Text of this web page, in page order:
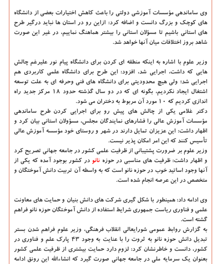
وی ساماندهی مؤسسات آموزشی دولتی را باعث کاهش اختیارات بعضی از دانشگاه
های کوچک و بزرگ دانست و اضافه کرد: ازاین رو در استان ها نباید درگیر طرح
های استانی باشیم تا مسؤلان استانی را بیشتر هماهنگ نماییم، در غیر این صورت
شاهد بروز اختلافات میان آنها خواهد شد.
وزیر علوم با اشاره به اینکه منطقه ای کردن برای دانشگاه پیام نور علیرغم چالش
هایی که داشت، اجرایی شد، افزود: این طرح برای دانشگاه علمی کاربردی هم
اجرایی شد؛ ولی هیچ محدودیتی برای دانشگاه های فنی وحرفه ای به علت توسعه
اشتغال ایجاد نکردیم، بگونه ای که در دو سال گذشته حدود ۱۸ مرکز جدید راه
اندازی کردیم که ۱۰ مورد آن مربوط به دختران می شود.
دکتر غلامی یکی از چالش های پیش رو برای اجرایی کردن طرح ساماندهی
مؤسسات آموزش عالی را فشارهای نمایندگان مجلس، مسؤولان استانی بیان کرد و
اظهار داشت: این عزیزان تمایل دارند در شهر و روستای خود مؤسسه آموزش عالی
تأسیس کنند که این امر امکان پذیر نیست.
وزیر علوم بر ضرورت پشتیبانی از ظرفیت علمی کشور در جامعه جهانی تصریح کرد
و اظهار داشت: ظرفیت های مناسبی در حوزه نانو در کشور بوجود آمده که یکی از
آنها وجود اساتید خوب در حوزه نانو است که به واسطه آن تربیت دانش آموختگان و
متخصص در این عرصه انجام شده است.
وی ادامه داد: همینطور با شکل گیری شرکت های دانش بنیان و حمایت های معاونت
علمی و فناوری ریاست جمهوری شرایط استفاده از دانش آموختگان حوزه نانو فراهم
گشته است.
به گزارش روابط عمومی شورایعالی انقلاب فرهنگی، وزیر علوم فراهم شدن بستر
تبدیل دانش حوزه نانو به ثروت را با عنایت به وجود ۴۳ پارک علم و فناوری در
کشور، دانست و خاطرنشان کرد: لزوم دارد حمایت بیشتری از ظرفیت علمی کشور
بعنوان یک سرمایه ملی در جامعه جهانی صورت گیرد که انشاءالله این رونق ادامه